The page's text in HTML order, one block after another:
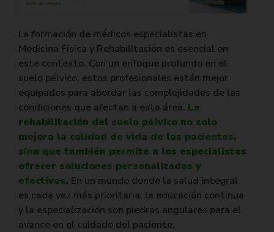
La formación de médicos especialistas en
Medicina Física y Rehabilitación es esencial en
este contexto. Con un enfoque profundo en el
suelo pélvico, estos profesionales están mejor
equipados para abordar las complejidades de las
condiciones que afectan a esta área. La
rehabilitación del suelo pélvico no solo
mejora la calidad de vida de las pacientes,
sino que también permite a los especialistas
ofrecer soluciones personalizadas y
efectivas. En un mundo donde la salud integral
es cada vez más prioritaria, la educación continua
y la especialización son piedras angulares para el
avance en el cuidado del paciente.